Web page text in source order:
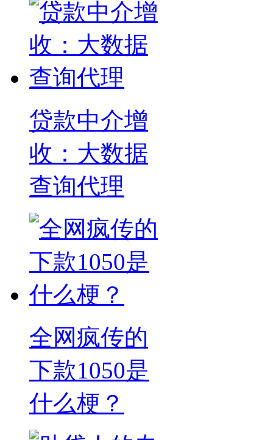
贷款中介增
收：大数据
查询代理
全网疯传的
下款1050是
什么梗？